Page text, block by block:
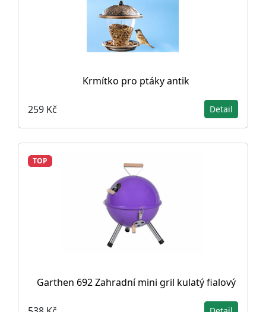
Krmítko pro ptáky antik
259 Kč Detail
TOP
Garthen 692 Zahradní mini gril kulatý fialový